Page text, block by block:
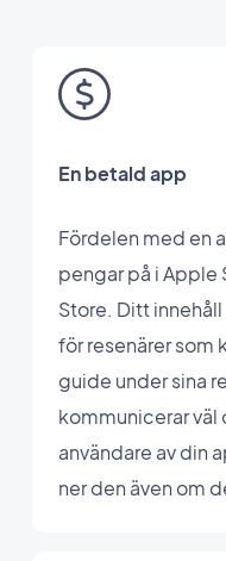
En betald app
Fördelen med en
pengar på i Apple
Store. Ditt
för resenärer som
guide under sina
kommunicerar
användare av din
ner den även om